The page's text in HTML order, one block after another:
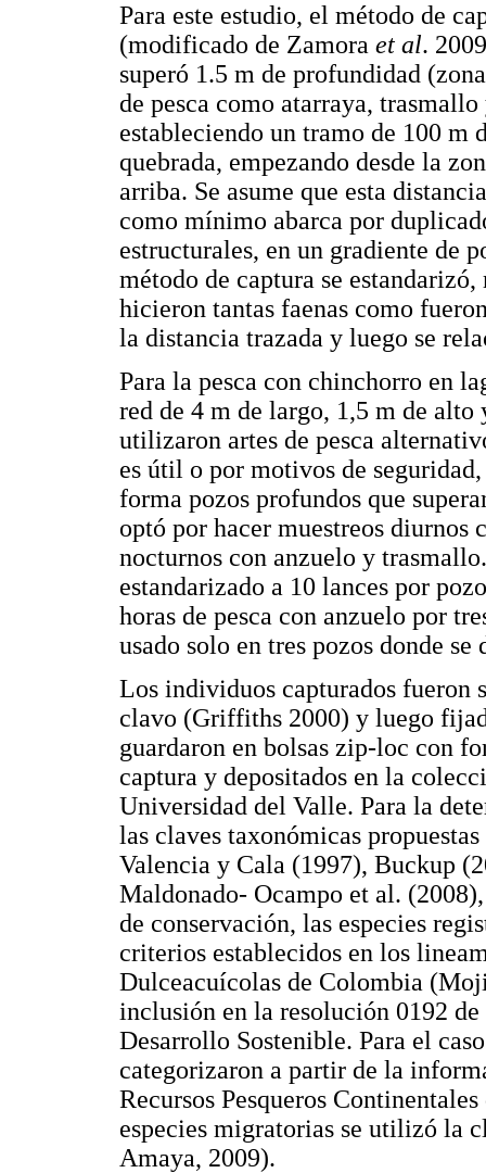
Para este estudio, el método de
(modificado de Zamora et al.
superó 1.5 m de profundidad
de pesca como atarraya,
estableciendo un tramo de 100 m
quebrada, empezando desde la
arriba. Se asume que esta
como mínimo abarca por
estructurales, en un gradiente de
método de captura se
hicieron tantas faenas como
la distancia trazada y luego se
Para la pesca con chinchorro en
red de 4 m de largo, 1,5 m de
utilizaron artes de pesca
es útil o por motivos de
forma pozos profundos que
optó por hacer muestreos diurnos
nocturnos con anzuelo y
estandarizado a 10 lances por
horas de pesca con anzuelo por
usado solo en tres pozos donde
Los individuos capturados fueron
clavo (Griffiths 2000) y luego
guardaron en bolsas zip-loc con
captura y depositados en la
Universidad del Valle. Para la
las claves taxonómicas
Valencia y Cala (1997), Buckup
Maldonado- Ocampo et al.
de conservación, las especies
criterios establecidos en los
Dulceacuícolas de Colombia
inclusión en la resolución 0192
Desarrollo Sostenible. Para el
categorizaron a partir de la
Recursos Pesqueros
especies migratorias se utilizó la
Amaya, 2009).